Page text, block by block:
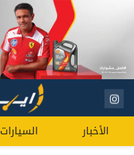
الأخبار السيارات